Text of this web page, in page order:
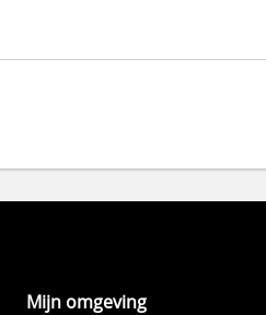
Mijn omgeving